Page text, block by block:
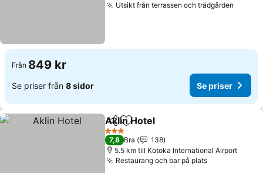
Utsikt från terrassen och trädgården
Från 849 kr
Se priser från 8 sidor Se priser
Dela Lägg till i Mina Favoriter
Aklin Hotel
3 Stjärnor
7,8 Bra
138
5.5 km till Kotoka International Airport
Restaurang och bar på platsSe priser